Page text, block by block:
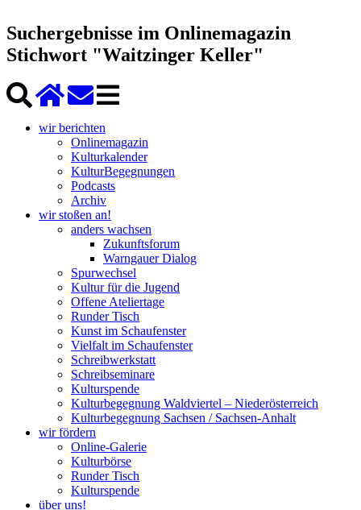
Suchergebnisse im Onlinemagazin
Stichwort "Waitzinger Keller"
wir berichten
Onlinemagazin
Kulturkalender
KulturBegegnungen
Podcasts
Archiv
wir stoßen an!
anders wachsen
Zukunftsforum
Warngauer Dialog
Spurwechsel
Kultur für die Jugend
Offene Ateliertage
Runder Tisch
Kunst im Schaufenster
Vielfalt im Schaufenster
Schreibwerkstatt
Schreibseminare
Kulturspende
Kulturbegegnung Waldviertel – Niederösterreich
Kulturbegegnung Sachsen / Sachsen-Anhalt
wir fördern
Online-Galerie
Kulturbörse
Runder Tisch
Kulturspende
über uns!